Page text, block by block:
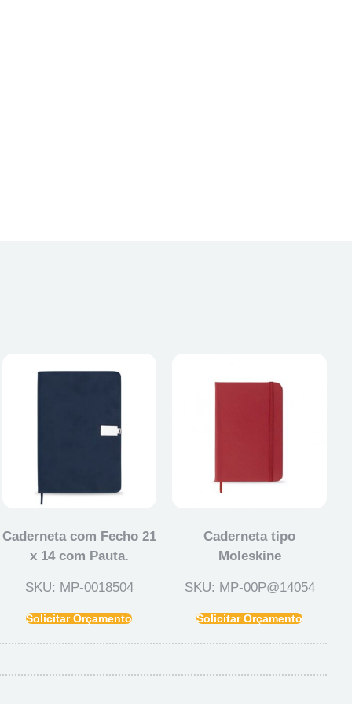
Caderneta com Fecho 21
x 14 com Pauta.
SKU: MP-0018504
Solicitar Orçamento
Caderneta tipo
Moleskine
SKU: MP-00P@14054
Solicitar Orçamento